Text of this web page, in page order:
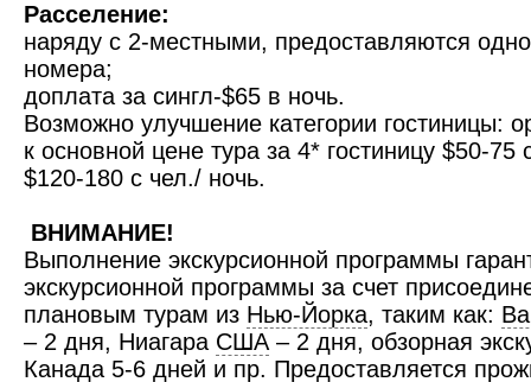
Расселение:
наряду с 2-местными, предоставляются
номера;
доплата за сингл-$65 в ночь.
Возможно улучшение категории гостиницы:
к основной цене тура за 4* гостиницу $50-75
$120-180 с чел./ ночь.
ВНИМАНИЕ!
Выполнение экскурсионной программы
экскурсионной программы за счет
плановым турам из Нью-Йорка, таким как:
– 2 дня, Ниагара США – 2 дня, обзорная
Канада 5-6 дней и пр. Предоставляется